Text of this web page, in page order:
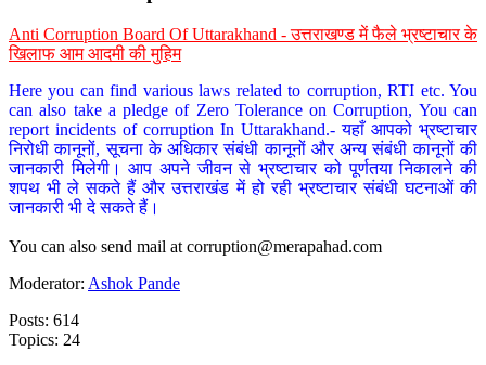
Anti Corruption Board Of Uttarakhand - उत्तराखण्ड में फैले भ्रष्टाचार के
खिलाफ आम आदमी की मुहिम
Here you can find various laws related to corruption, RTI etc. You
can also take a pledge of Zero Tolerance on Corruption, You can
report incidents of corruption In Uttarakhand.- यहाँ आपको भ्रष्टाचार
निरोधी कानूनों, सूचना के अधिकार संबंधी कानूनों और अन्य संबंधी कानूनों की
जानकारी मिलेगी। आप अपने जीवन से भ्रष्टाचार को पूर्णतया निकालने की
शपथ भी ले सकते हैं और उत्तराखंड में हो रही भ्रष्टाचार संबंधी घटनाओं की
जानकारी भी दे सकते हैं।
You can also send mail at corruption@merapahad.com
Moderator: Ashok Pande
Posts: 614
Topics: 24